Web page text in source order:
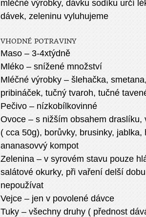
mléčné výrobky, dávku sodíku určí
dávek, zeleninu vyluhujeme
VHODNÉ POTRAVINY
Maso – 3-4xtýdně
Mléko – snížené množství
Mléčné výrobky – šlehačka,
pribináček, tučný tvaroh, tučné
Pečivo – nízkobílkovinné
Ovoce – s nižším obsahem draslíku,
( cca 50g), borůvky, brusinky, jablka,
ananasovvý kompot
Zelenina – v syrovém stavu pouze
salátové okurky, při vaření delší
nepoužívat
Vejce – jen v povolené dávce
Tuky – všechny druhy ( přednost